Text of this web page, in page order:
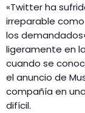
«Twitter ha
irreparable
los
ligeramente en
cuando se
el anuncio de
compañía en
difícil.